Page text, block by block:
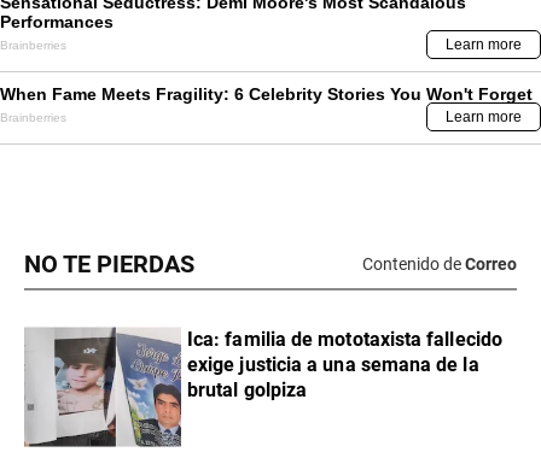
NO TE PIERDAS Contenido deCorreo
Ica: familia de mototaxista fallecido
exige justicia a una semana de la
brutal golpiza